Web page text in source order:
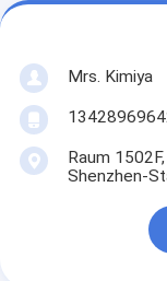
Mrs. Kimiya
Raum
Shenzhen-